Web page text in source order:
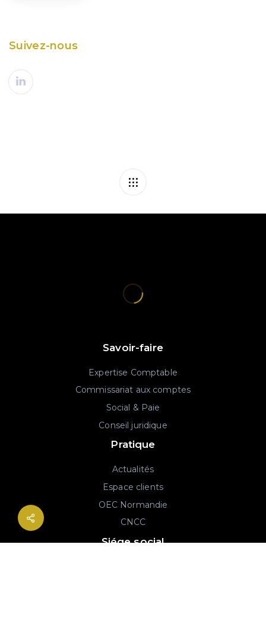
Suivez-nous
Savoir-faire
Expertise Comptable
Commissariat aux comptes
Social & Paie
Conseil juridique
Pratique
Actualités
Espace clients
OEC Normandie
CNCC
Siége social